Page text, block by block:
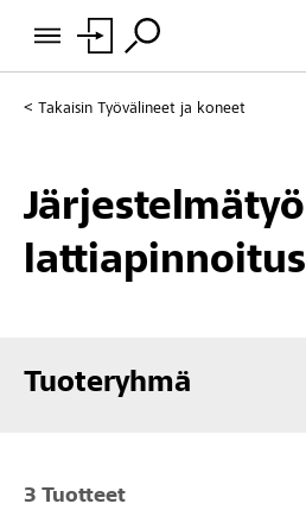
Takaisin Työvälineet ja koneet
lattiapinnoitus
Tuoteryhmä
3 Tuotteet